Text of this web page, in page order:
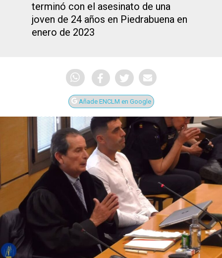
terminó con el asesinato de una
joven de 24 años en Piedrabuena en
enero de 2023
Añade ENCLM en Google